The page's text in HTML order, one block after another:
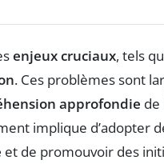
enjeux cruciaux, tels
. Ces problèmes sont
approfondie de
implique d’adopter
et de promouvoir des